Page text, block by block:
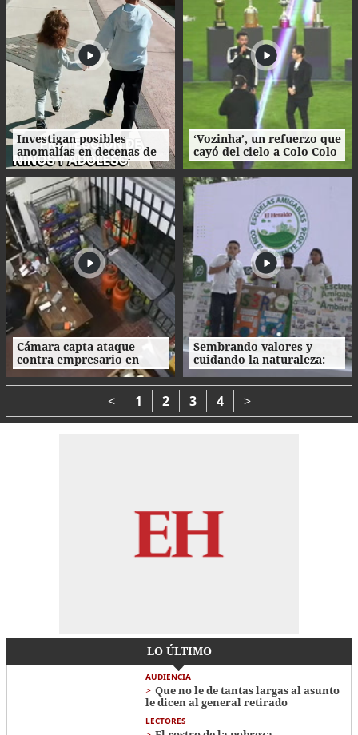
Investigan posibles
anomalías en decenas de
procesos de adopción en
Honduras
‘Vozinha’, un refuerzo que
cayó del cielo a Colo Colo
como su camiseta en la
bienvenida
Cámara capta ataque
contra empresario en
Danlí
Sembrando valores y
cuidando la naturaleza:
así fue la clausura de las
Escuelas Amigables con el
Ambiente
< 1 2 3 4 >
LO ÚLTIMO
AUDIENCIA
Que no le de tantas largas al asunto
le dicen al general retirado
LECTORES